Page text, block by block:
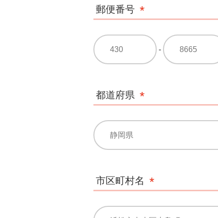
郵便番号
-
都道府県
市区町村名